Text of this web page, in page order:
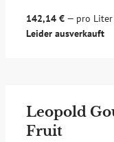
142,14 € — pro Liter
Leider ausverkauft
Leopold
Fruit